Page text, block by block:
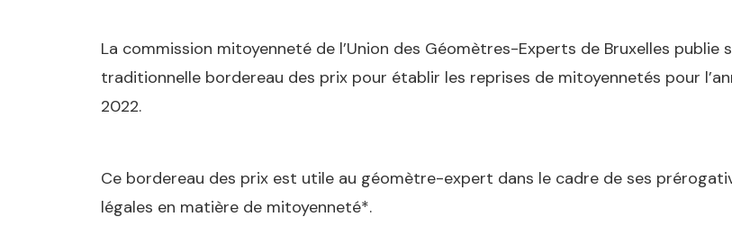
La commission mitoyenneté de l’Union des Géomètres-Experts de Bruxelles publie
traditionnelle bordereau des prix pour établir les reprises de mitoyennetés pour
2022.
Ce bordereau des prix est utile au géomètre-expert dans le cadre de ses
légales en matière de mitoyenneté*.